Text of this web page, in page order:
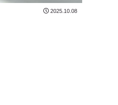
2025.10.08